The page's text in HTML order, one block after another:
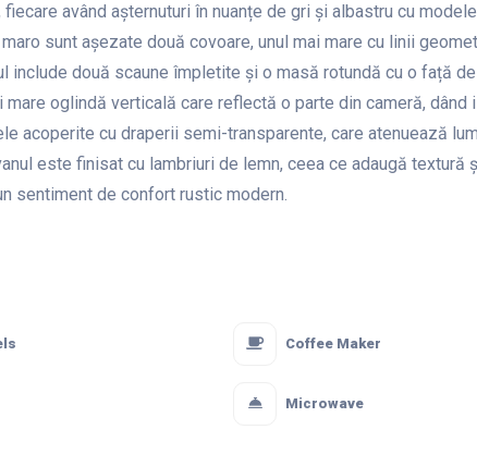
având așternuturi în nuanțe de gri și albastru cu modele
sunt așezate două covoare, unul mai mare cu linii
include două scaune împletite și o masă rotundă cu o față de
oglindă verticală care reflectă o parte din cameră, dând
acoperite cu draperii semi-transparente, care atenuează
este finisat cu lambriuri de lemn, ceea ce adaugă textură
sentiment de confort rustic modern.
Coffee Maker
Microwave